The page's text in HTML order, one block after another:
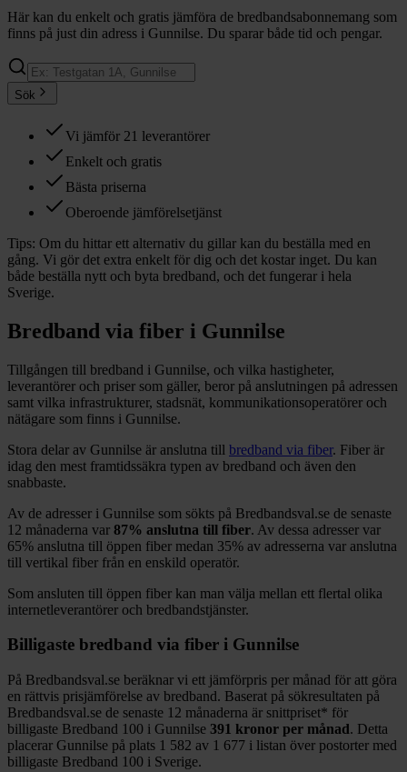
Här kan du enkelt och gratis jämföra de bredbandsabonnemang som
finns på just din adress i Gunnilse. Du sparar både tid och pengar.
Sök
Vi jämför 21 leverantörer
Enkelt och gratis
Bästa priserna
Oberoende jämförelsetjänst
Tips: Om du hittar ett alternativ du gillar kan du beställa med en
gång. Vi gör det extra enkelt för dig och det kostar inget. Du kan
både beställa nytt och byta bredband, och det fungerar i hela
Sverige.
Bredband via fiber i Gunnilse
Tillgången till bredband i Gunnilse, och vilka hastigheter,
leverantörer och priser som gäller, beror på anslutningen på adressen
samt vilka infrastrukturer, stadsnät, kommunikationsoperatörer och
nätägare som finns i Gunnilse.
Stora delar av Gunnilse är anslutna till bredband via fiber. Fiber är
idag den mest framtidssäkra typen av bredband och även den
snabbaste.
Av de adresser i Gunnilse som sökts på Bredbandsval.se de senaste
12 månaderna var 87% anslutna till fiber. Av dessa adresser var
65% anslutna till öppen fiber medan 35% av adresserna var anslutna
till vertikal fiber från en enskild operatör.
Som ansluten till öppen fiber kan man välja mellan ett flertal olika
internetleverantörer och bredbandstjänster.
Billigaste bredband via fiber i Gunnilse
På Bredbandsval.se beräknar vi ett jämförpris per månad för att göra
en rättvis prisjämförelse av bredband. Baserat på sökresultaten på
Bredbandsval.se de senaste 12 månaderna är snittpriset* för
billigaste Bredband 100 i Gunnilse 391 kronor per månad. Detta
placerar Gunnilse på plats 1 582 av 1 677 i listan över postorter med
billigaste Bredband 100 i Sverige.